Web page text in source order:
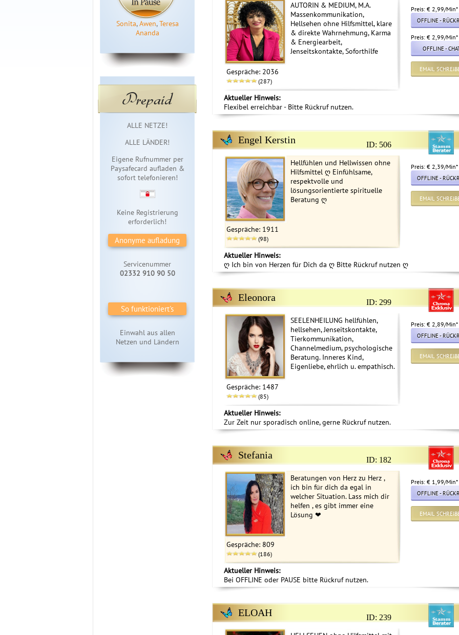
Sonita,Awen,Teresa
Ananda
Prepaid
Sofortzugang
ALLE NETZE!
ALLE LÄNDER!
Eigene Rufnummer per
Paysafecard aufladen &
sofort telefonieren!
Keine Registrierung
erforderlich!
Anonyme aufladung
Servicenummer
02332 910 90 50
So funktioniert's
Einwahl aus allen
Netzen und Ländern
AUTORIN & MEDIUM, M.A.
Massenkommunikation,
Hellsehen ohne Hilfsmittel, klare
& direkte Wahrnehmung, Karma
& Energiearbeit,
Jenseitskontakte, Soforthilfe
Gespräche: 2036
(287)
Preis: € 2,99/Min*
OFFLINE -
Preis: € 2,99/Min*
OFFLINE -
EMAIL
Aktueller Hinweis:
Flexibel erreichbar - Bitte Rückruf nutzen.
Engel Kerstin ID: 506
Hellfühlen und Hellwissen ohne
Hilfsmittel ღ Einfühlsame,
respektvolle und
lösungsorientierte spirituelle
Beratung ღ
Gespräche: 1911
(98)
Preis: € 2,39/Min*
OFFLINE -
EMAIL
Aktueller Hinweis:
ღ Ich bin von Herzen für Dich da ღ Bitte Rückruf nutzen ღ
Eleonora ID: 299
SEELENHEILUNG hellfühlen,
hellsehen, Jenseitskontakte,
Tierkommunikation,
Channelmedium, psychologische
Beratung. Inneres Kind,
Eigenliebe, ehrlich u. empathisch.
Gespräche: 1487
(85)
Preis: € 2,89/Min*
OFFLINE -
EMAIL
Aktueller Hinweis:
Zur Zeit nur sporadisch online, gerne Rückruf nutzen.
Stefania ID: 182
Beratungen von Herz zu Herz ,
ich bin für dich da egal in
welcher Situation. Lass mich dir
helfen , es gibt immer eine
Lösung ❤ ️
Gespräche: 809
(186)
Preis: € 1,99/Min*
OFFLINE -
EMAIL
Aktueller Hinweis:
Bei OFFLINE oder PAUSE bitte Rückruf nutzen.
ELOAH ID: 239